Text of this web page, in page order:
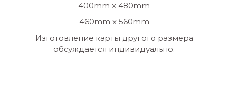
400mm x 480mm
460mm x 560mm
Изготовление карты другого размера
обсуждается индивидуально.